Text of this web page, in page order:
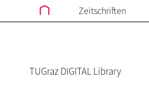
Zeitschriften
TUGraz DIGITAL Library